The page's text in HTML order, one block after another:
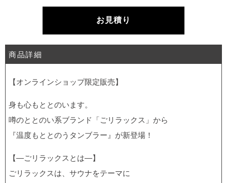
お見積り
商品詳細
【オンラインショップ限定販売】
身も心もととのいます。
噂のととのい系ブランド「ごリラックス」から
『温度もととのうタンブラー』が新登場！
【—ごリラックスとは—】
ごリラックスは、サウナをテーマに